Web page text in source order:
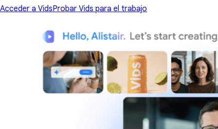
Acceder a VidsProbar Vids para el trabajo